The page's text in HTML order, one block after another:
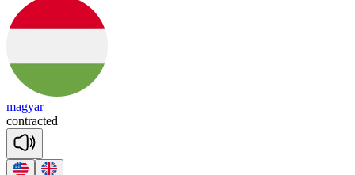
magyar
contracted